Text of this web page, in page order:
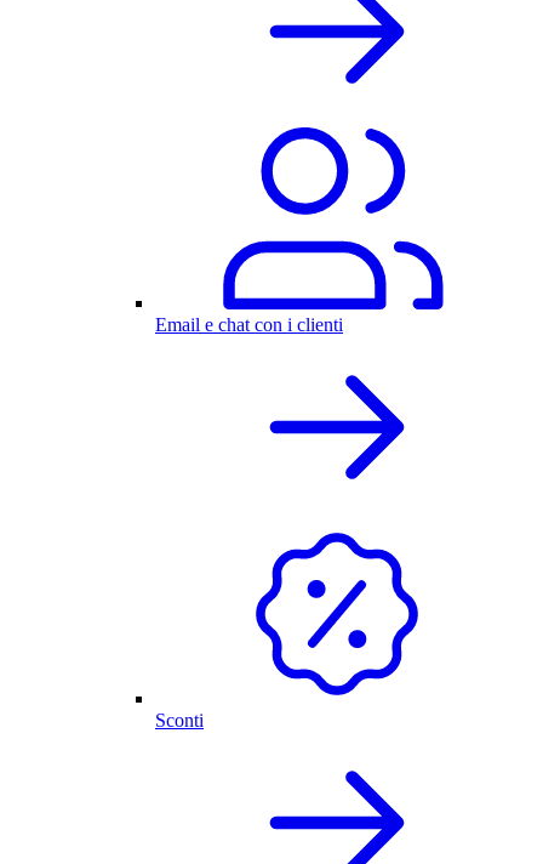
Email e chat con i clienti
Sconti